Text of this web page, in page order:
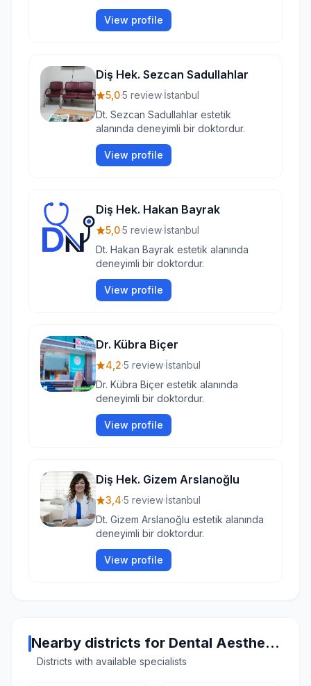
View profile
Diş Hek. Sezcan Sadullahlar
5,0·5 review·İstanbul
Dt. Sezcan Sadullahlar estetik
alanında deneyimli bir doktordur.
View profile
Diş Hek. Hakan Bayrak
5,0·5 review·İstanbul
Dt. Hakan Bayrak estetik alanında
deneyimli bir doktordur.
View profile
Dr. Kübra Biçer
4,2·5 review·İstanbul
Dr. Kübra Biçer estetik alanında
deneyimli bir doktordur.
View profile
Diş Hek. Gizem Arslanoğlu
3,4·5 review·İstanbul
Dt. Gizem Arslanoğlu estetik alanında
deneyimli bir doktordur.
View profile
Nearby districts for Dental Aesthetics in Istanbul
Districts with available specialists